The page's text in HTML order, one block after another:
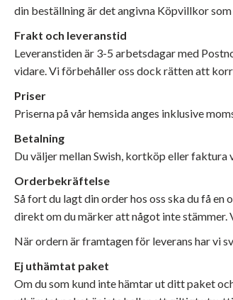
din beställning är det angivna Köpvillkor
Frakt och leveranstid
Leveranstiden är 3-5 arbetsdagar med
vidare. Vi förbehåller oss dock rätten att
Priser
Priserna på vår hemsida anges inklusive
Betalning
Du väljer mellan Swish, kortköp eller faktura
Orderbekräftelse
Så fort du lagt din order hos oss ska du få
direkt om du märker att något inte stämmer.
När ordern är framtagen för leverans har vi
Ej uthämtat paket
Om du som kund inte hämtar ut ditt paket